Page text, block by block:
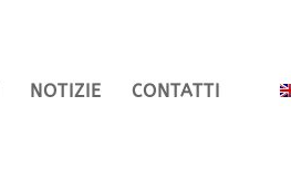
NOTIZIE CONTATTI